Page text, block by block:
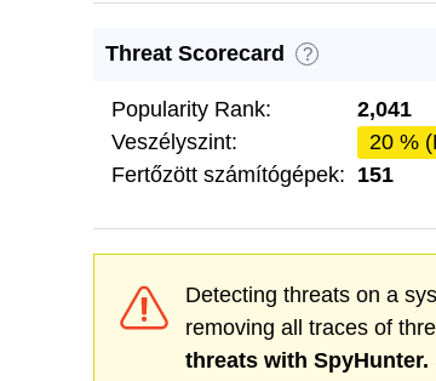
Threat Scorecard ?
Popularity Rank:
2,041
Veszélyszint:
20 %
Fertőzött számítógépek: 151
Detecting threats on a
removing all traces of
threats with SpyHunter.